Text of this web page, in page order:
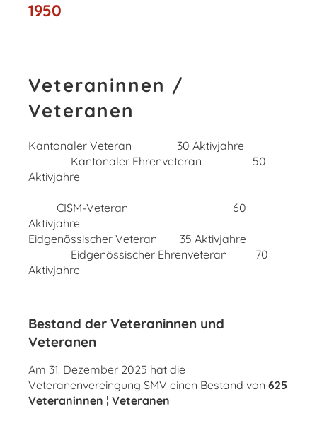
1950
Veteraninnen /
Veteranen
Kantonaler Veteran 30 Aktivjahre
Kantonaler Ehrenveteran 50
Aktivjahre
CISM-Veteran 60
Aktivjahre
Eidgenössischer Veteran 35 Aktivjahre
Eidgenössischer Ehrenveteran 70
Aktivjahre
Bestand der Veteraninnen und
Veteranen
Am 31. Dezember 2025 hat die
Veteranenvereingung SMV einen Bestand von 625
Veteraninnen ¦ Veteranen